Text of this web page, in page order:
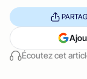
Écoutez cet